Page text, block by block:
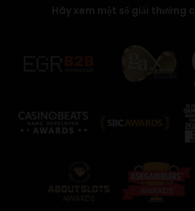
Hãy xem một số giải thưởng